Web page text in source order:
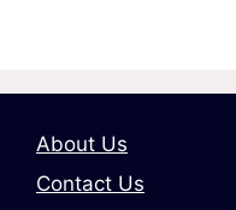
About Us
Contact Us